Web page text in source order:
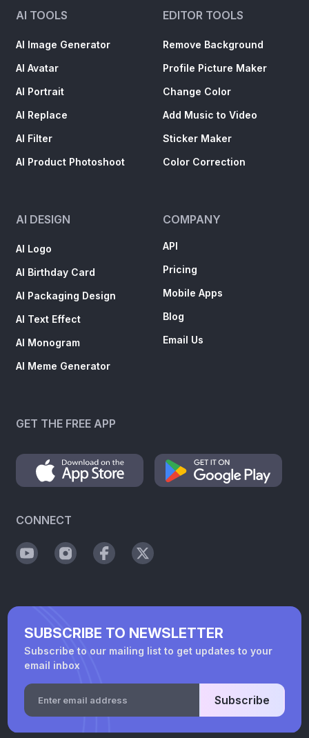
AI TOOLS
AI Image Generator
AI Avatar
AI Portrait
AI Replace
AI Filter
AI Product Photoshoot
EDITOR TOOLS
Remove Background
Profile Picture Maker
Change Color
Add Music to Video
Sticker Maker
Color Correction
AI DESIGN
AI Logo
AI Birthday Card
AI Packaging Design
AI Text Effect
AI Monogram
AI Meme Generator
COMPANY
API
Pricing
Mobile Apps
Blog
Email Us
GET THE FREE APP
CONNECT
SUBSCRIBE TO NEWSLETTER
Subscribe to our mailing list to get updates to your
email inbox
Subscribe